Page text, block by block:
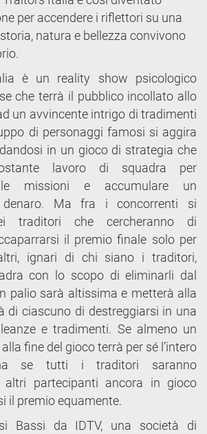
per accendere i riflettori su una
natura e bellezza convivono
è un reality show psicologico
che terrà il pubblico incollato allo
un avvincente intrigo di tradimenti
di personaggi famosi si aggira
in un gioco di strategia che
lavoro di squadra per
missioni e accumulare un
denaro. Ma fra i concorrenti si
traditori che cercheranno di
il premio finale solo per
ignari di chi siano i traditori,
con lo scopo di eliminarli dal
palio sarà altissima e metterà alla
di ciascuno di destreggiarsi in una
e tradimenti. Se almeno un
fine del gioco terrà per sé l’intero
se tutti i traditori saranno
altri partecipanti ancora in gioco
il premio equamente.
Bassi da IDTV, una società di